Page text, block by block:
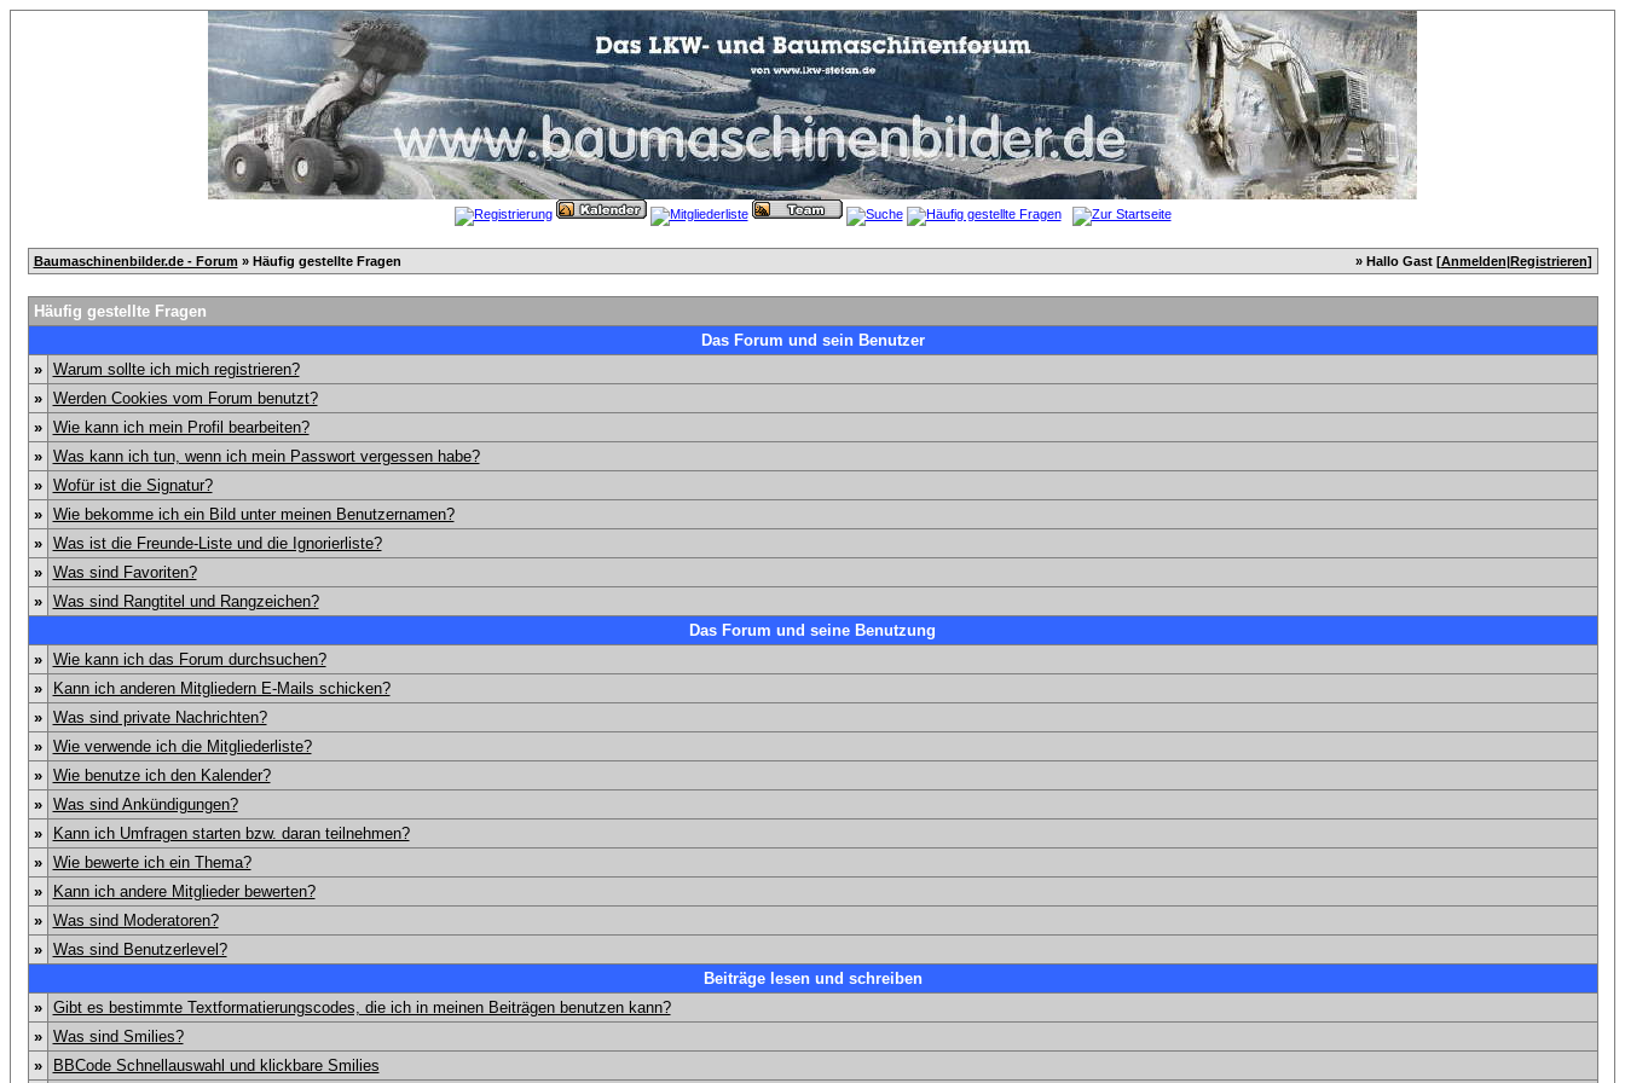
Baumaschinenbilder.de - Forum » Häufig gestellte Fragen » Hallo Gast [Anmelden|Registrieren]
Häufig gestellte Fragen
Das Forum und sein Benutzer
»
Warum sollte ich mich registrieren?
»
Werden Cookies vom Forum benutzt?
»
Wie kann ich mein Profil bearbeiten?
»
Was kann ich tun, wenn ich mein Passwort vergessen habe?
»
Wofür ist die Signatur?
»
Wie bekomme ich ein Bild unter meinen Benutzernamen?
»
Was ist die Freunde-Liste und die Ignorierliste?
»
Was sind Favoriten?
»
Was sind Rangtitel und Rangzeichen?
Das Forum und seine Benutzung
»
Wie kann ich das Forum durchsuchen?
»
Kann ich anderen Mitgliedern E-Mails schicken?
»
Was sind private Nachrichten?
»
Wie verwende ich die Mitgliederliste?
»
Wie benutze ich den Kalender?
»
Was sind Ankündigungen?
»
Kann ich Umfragen starten bzw. daran teilnehmen?
»
Wie bewerte ich ein Thema?
»
Kann ich andere Mitglieder bewerten?
»
Was sind Moderatoren?
»
Was sind Benutzerlevel?
Beiträge lesen und schreiben
»
Gibt es bestimmte Textformatierungscodes, die ich in meinen Beiträgen benutzen kann?
»
Was sind Smilies?
»
BBCode Schnellauswahl und klickbare Smilies